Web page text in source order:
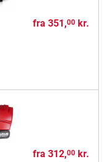
fra 351,00kr.
fra 312,00kr.